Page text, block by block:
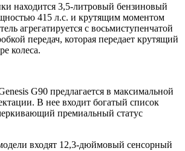
находится 3,5-литровый бензиновый
415 л.с. и крутящим моментом
агрегатируется с восьмиступенчатой
передач, которая передает крутящий
колеса.
G90 предлагается в максимальной
В нее входит богатый список
премиальный статус
входят 12,3-дюймовый сенсорный